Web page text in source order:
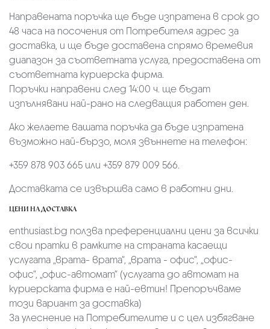
Направената поръчка ще бъде изпратена в срок до
48 часа на посочения от Потребителя адрес за
доставка, и ще бъде доставена спрямо времевия
диапазон за съответната услуга, предоставена от
съответната куриерска фирма.
Поръчки направени след 14:00 ч. ще бъдат
изпълнявани най-рано на следващия работен ден.
Ако желаете вашата поръчка да бъде изпратена
възможно най-бързо, моля звъннете на телефон:
+359 878 903 665 или +359 879 009 566.
Доставката се извършва само в работни дни.
ЦЕНИ НА ДОСТАВКА
enthusiast.bg ползва преференциални цени за всички
свои пратки в рамките на страната касаещи
услугата „врата- врата“, „врата - офис“, „oфис-
офис“, „офис-автомат“ (услугата до автомат на
куриерската фирма е най-евтин! Препоръчваме
този вариант за доставка)
За улеснение на Потребителите и с цел избягване